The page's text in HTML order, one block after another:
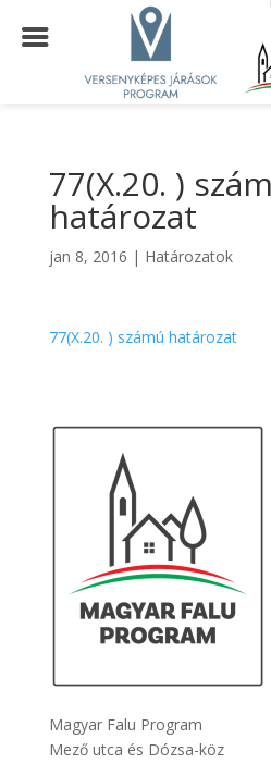
77(X.20. )
határozat
jan 8, 2016 | Határozatok
77(X.20. ) számú határozat
Magyar Falu Program
Mező utca és Dózsa-köz